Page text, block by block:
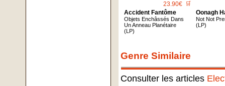
23.90€ 🛒
Accident Fantôme
Objets Enchâssés Dans
Un Anneau Planétaire
(LP)
Oonagh
Not Not
(LP)
Genre Similaire
Consulter les articles